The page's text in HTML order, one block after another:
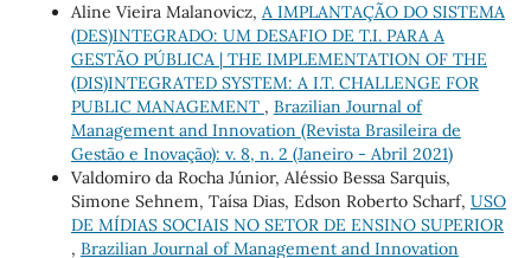
Aline Vieira Malanovicz, A IMPLANTAÇÃO DO SISTEMA
(DES)INTEGRADO: UM DESAFIO DE T.I. PARA A
GESTÃO PÚBLICA | THE IMPLEMENTATION OF THE
(DIS)INTEGRATED SYSTEM: A I.T. CHALLENGE FOR
PUBLIC MANAGEMENT , Brazilian Journal of
Management and Innovation (Revista Brasileira de
Gestão e Inovação): v. 8, n. 2 (Janeiro - Abril 2021)
Valdomiro da Rocha Júnior, Aléssio Bessa Sarquis,
Simone Sehnem, Taísa Dias, Edson Roberto Scharf, USO
DE MÍDIAS SOCIAIS NO SETOR DE ENSINO SUPERIOR
, Brazilian Journal of Management and Innovation